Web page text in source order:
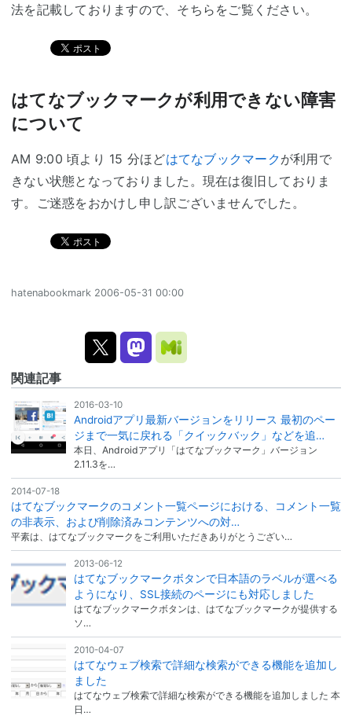
法を記載しておりますので、そちらをご覧ください。
はてなブックマークが利用できない障害
について
AM 9:00 頃より 15 分ほどはてなブックマークが利用で
きない状態となっておりました。現在は復旧しておりま
す。ご迷惑をおかけし申し訳ございませんでした。
hatenabookmark 2006-05-31 00:00
関連記事
2016-03-10
Androidアプリ最新バージョンをリリース 最初のペー
ジまで一気に戻れる「クイックバック」などを追…
本日、Androidアプリ「はてなブックマーク」バージョン
2.11.3を…
2014-07-18
はてなブックマークのコメント一覧ページにおける、コメント一覧
の非表示、および削除済みコンテンツへの対…
平素は、はてなブックマークをご利用いただきありがとうござい…
2013-06-12
はてなブックマークボタンで日本語のラベルが選べる
ようになり、SSL接続のページにも対応しました
はてなブックマークボタンは、はてなブックマークが提供する
ソ…
2010-04-07
はてなウェブ検索で詳細な検索ができる機能を追加し
ました
はてなウェブ検索で詳細な検索ができる機能を追加しました 本
日…